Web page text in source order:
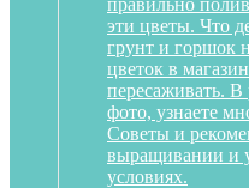
правильно
эти цветы. Что
грунт и горшок
цветок в
пересаживать.
фото, узнаете
Советы и
выращивании и
условиях.